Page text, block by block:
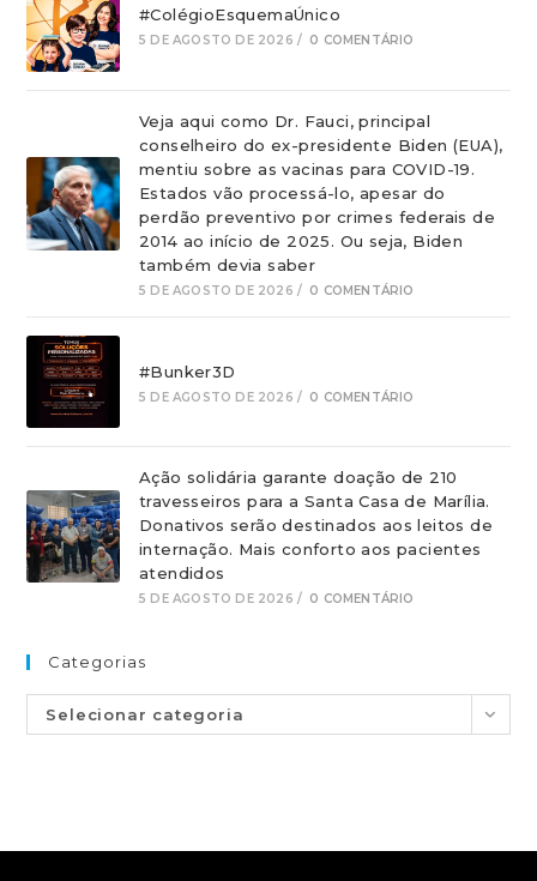
#ColégioEsquemaÚnico
5 DE AGOSTO DE 2026 / 0 COMENTÁRIO
Veja aqui como Dr. Fauci, principal
conselheiro do ex-presidente Biden (EUA),
mentiu sobre as vacinas para COVID-19.
Estados vão processá-lo, apesar do
perdão preventivo por crimes federais de
2014 ao início de 2025. Ou seja, Biden
também devia saber
5 DE AGOSTO DE 2026 / 0 COMENTÁRIO
#Bunker3D
5 DE AGOSTO DE 2026 / 0 COMENTÁRIO
Ação solidária garante doação de 210
travesseiros para a Santa Casa de Marília.
Donativos serão destinados aos leitos de
internação. Mais conforto aos pacientes
atendidos
5 DE AGOSTO DE 2026 / 0 COMENTÁRIO
Categorias
Selecionar categoria